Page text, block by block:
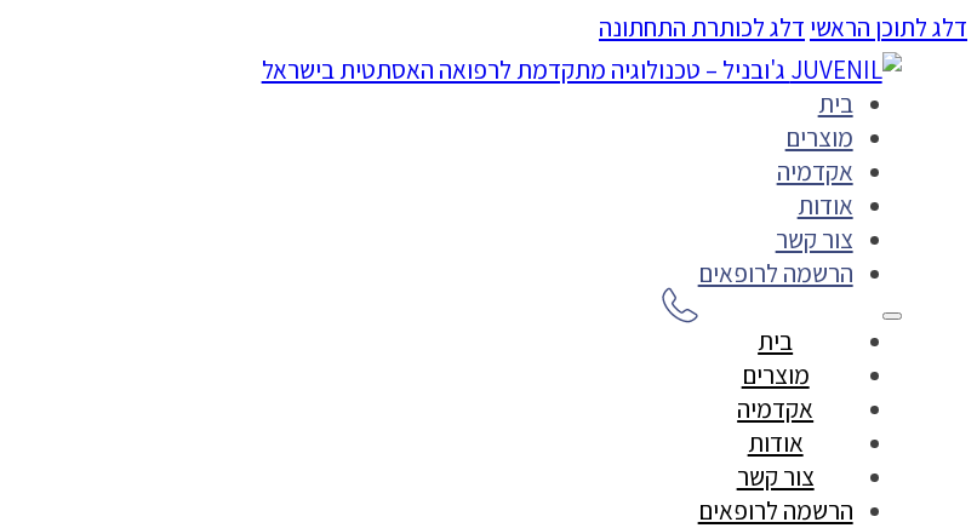
דלג לתוכן הראשי דלג לכותרת התחתונה
בית
מוצרים
אקדמיה
אודות
צור קשר
הרשמה לרופאים
בית
מוצרים
אקדמיה
אודות
צור קשר
הרשמה לרופאים